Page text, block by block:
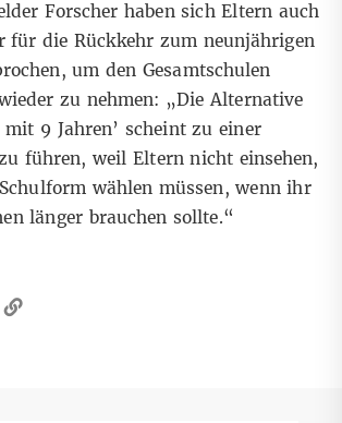
Forscher haben sich Eltern auch
für die Rückkehr zum neunjährigen
um den Gesamtschulen
zu nehmen: „Die Alternative
mit 9 Jahren’ scheint zu einer
führen, weil Eltern nicht einsehen,
wählen müssen, wenn ihr
länger brauchen sollte.“